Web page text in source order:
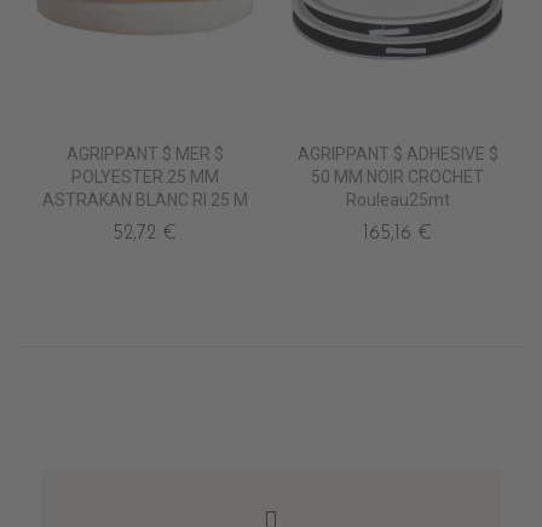
AGRIPPANT $ MER $
POLYESTER 25 MM
ASTRAKAN BLANC Rl 25 M
52,72 €
AGRIPPANT $ ADHESIVE $
50 MM NOIR CROCHET
Rouleau25mt
165,16 €